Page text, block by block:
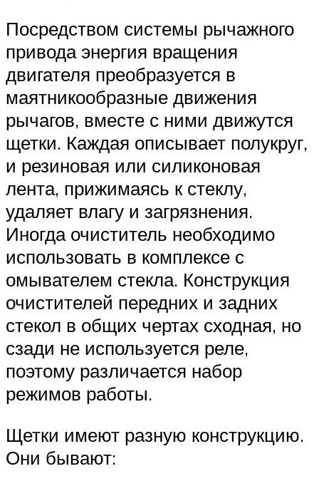
Посредством системы рычажного
привода энергия вращения
двигателя преобразуется в
маятникообразные движения
рычагов, вместе с ними движутся
щетки. Каждая описывает полукруг,
и резиновая или силиконовая
лента, прижимаясь к стеклу,
удаляет влагу и загрязнения.
Иногда очиститель необходимо
использовать в комплексе с
омывателем стекла. Конструкция
очистителей передних и задних
стекол в общих чертах сходная, но
сзади не используется реле,
поэтому различается набор
режимов работы.
Щетки имеют разную конструкцию.
Они бывают: